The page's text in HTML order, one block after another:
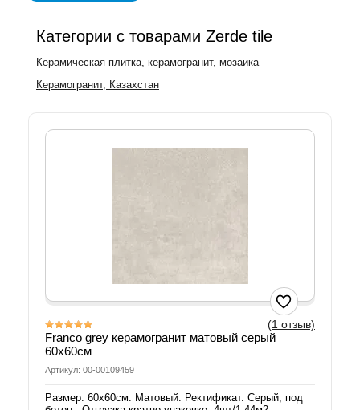
Категории с товарами Zerde tile
Керамическая плитка, керамогранит, мозаика
Керамогранит, Казахстан
(1 отзыв)
Franco grey керамогранит матовый серый
60х60см
Артикул: 00-00109459
Размер: 60х60см. Матовый. Ректификат. Серый, под